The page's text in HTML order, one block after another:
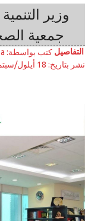
وزير
جمعية
التفاصيل كتب بواسطة:
نشر بتاريخ: 18 أيلول/سبتمبر 2023